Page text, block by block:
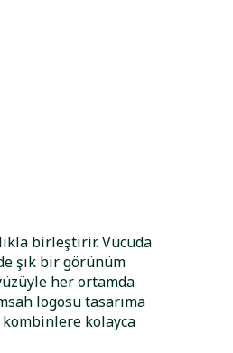
birleştirir. Vücuda
şık bir görünüm
her ortamda
logosu tasarıma
kolayca